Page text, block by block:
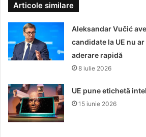
Articole similare
Aleksandar Vučić
candidate la UE nu
aderare rapidă
8 iulie 2026
UE pune etichetă
15 iunie 2026